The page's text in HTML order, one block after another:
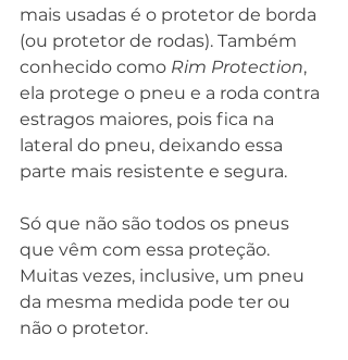
mais usadas é o protetor de borda
(ou protetor de rodas). Também
conhecido como Rim Protection,
ela protege o pneu e a roda contra
estragos maiores, pois fica na
lateral do pneu, deixando essa
parte mais resistente e segura.
Só que não são todos os pneus
que vêm com essa proteção.
Muitas vezes, inclusive, um pneu
da mesma medida pode ter ou
não o protetor.